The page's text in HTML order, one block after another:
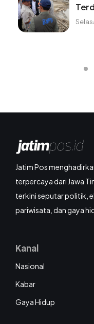
Jatim Pos
terpercaya dari Jawa
terkini seputar politik,
pariwisata, dan gaya
Kanal
Nasional
Kabar
Gaya Hidup